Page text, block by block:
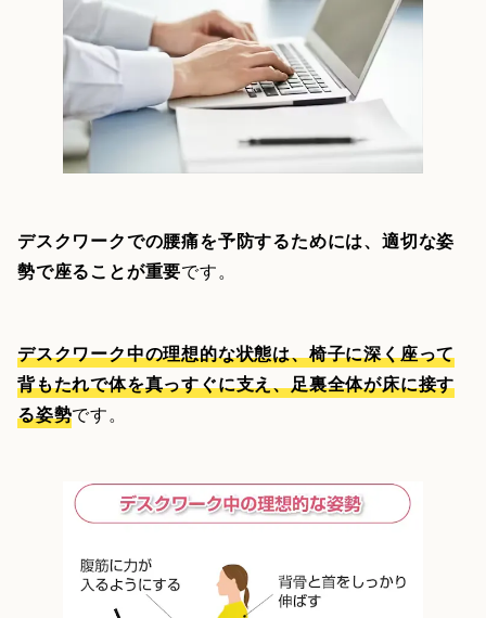
デスクワークでの腰痛を予防するためには、適切な姿
勢で座ることが重要です。
デスクワーク中の理想的な状態は、椅子に深く座って
背もたれで体を真っすぐに支え、足裏全体が床に接す
る姿勢です。